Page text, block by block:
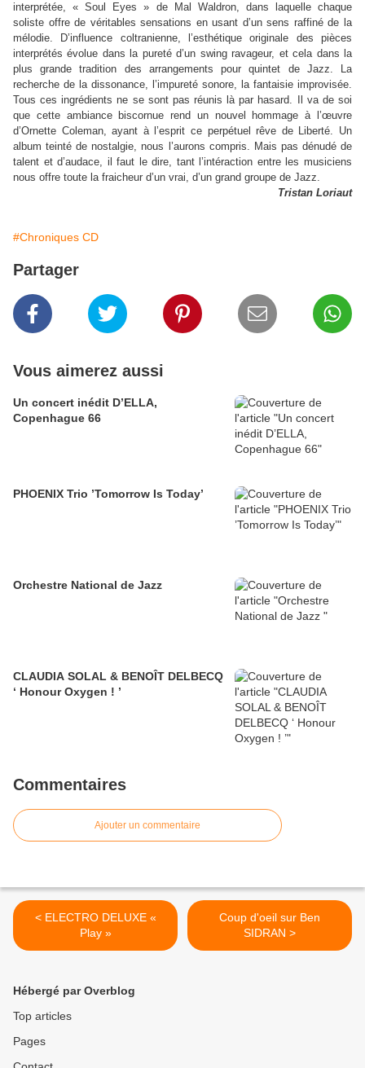
interprétée, « Soul Eyes » de Mal Waldron, dans laquelle chaque
soliste offre de véritables sensations en usant d’un sens raffiné de la
mélodie. D’influence coltranienne, l’esthétique originale des pièces
interprétés évolue dans la pureté d’un swing ravageur, et cela dans la
plus grande tradition des arrangements pour quintet de Jazz. La
recherche de la dissonance, l’impureté sonore, la fantaisie improvisée.
Tous ces ingrédients ne se sont pas réunis là par hasard. Il va de soi
que cette ambiance biscornue rend un nouvel hommage à l’œuvre
d’Ornette Coleman, ayant à l’esprit ce perpétuel rêve de Liberté. Un
album teinté de nostalgie, nous l’aurons compris. Mais pas dénudé de
talent et d’audace, il faut le dire, tant l’intéraction entre les musiciens
nous offre toute la fraicheur d’un vrai, d’un grand groupe de Jazz.
Tristan Loriaut
#Chroniques CD
Partager
Vous aimerez aussi
Un concert inédit D’ELLA,
Copenhague 66
PHOENIX Trio ’Tomorrow Is Today’
Orchestre National de Jazz
CLAUDIA SOLAL & BENOÎT DELBECQ
‘ Honour Oxygen ! ’
Commentaires
Ajouter un commentaire
< ELECTRO DELUXE «
Play »
Coup d'oeil sur Ben
SIDRAN >
Hébergé par Overblog
Top articles
Pages